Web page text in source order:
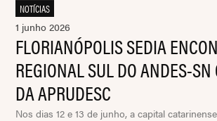
NOTÍCIAS
1 junho 2026
FLORIANÓPOLIS SEDIA
REGIONAL SUL DO ANDES-
DA APRUDESC
Nos dias 12 e 13 de junho, a capital